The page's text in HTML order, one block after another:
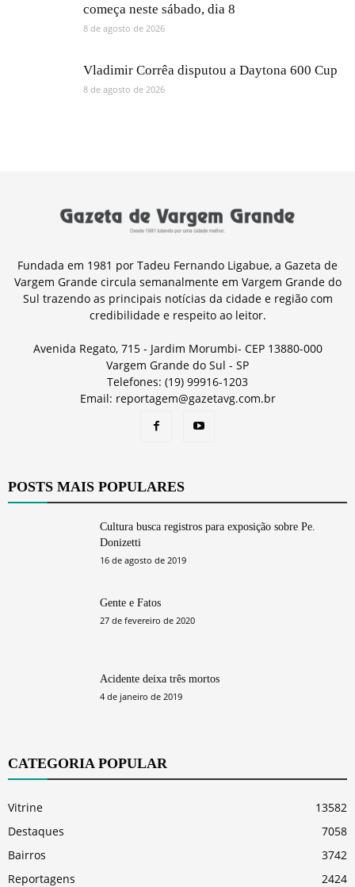
começa neste sábado, dia 8
8 de agosto de 2026
Vladimir Corrêa disputou a Daytona 600 Cup
8 de agosto de 2026
Fundada em 1981 por Tadeu Fernando Ligabue, a Gazeta de
Vargem Grande circula semanalmente em Vargem Grande do
Sul trazendo as principais notícias da cidade e região com
credibilidade e respeito ao leitor.
Avenida Regato, 715 - Jardim Morumbi- CEP 13880-000
Vargem Grande do Sul - SP
Telefones: (19) 99916-1203
Email: reportagem@gazetavg.com.br
POSTS MAIS POPULARES
Cultura busca registros para exposição sobre Pe.
Donizetti
16 de agosto de 2019
Gente e Fatos
27 de fevereiro de 2020
Acidente deixa três mortos
4 de janeiro de 2019
CATEGORIA POPULAR
Vitrine
13582
Destaques
7058
Bairros
3742
Reportagens
2424